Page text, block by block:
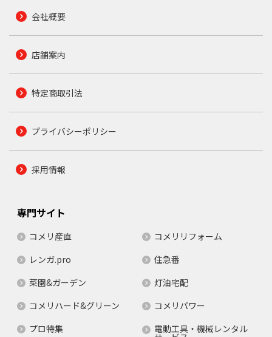
会社概要
店舗案内
特定商取引法
プライバシーポリシー
採用情報
専門サイト
コメリ産直
コメリリフォーム
レンガ.pro
住急番
菜園&ガーデン
灯油宅配
コメリハード&グリーン
コメリパワー
プロ特集
電動工具・機械レンタル